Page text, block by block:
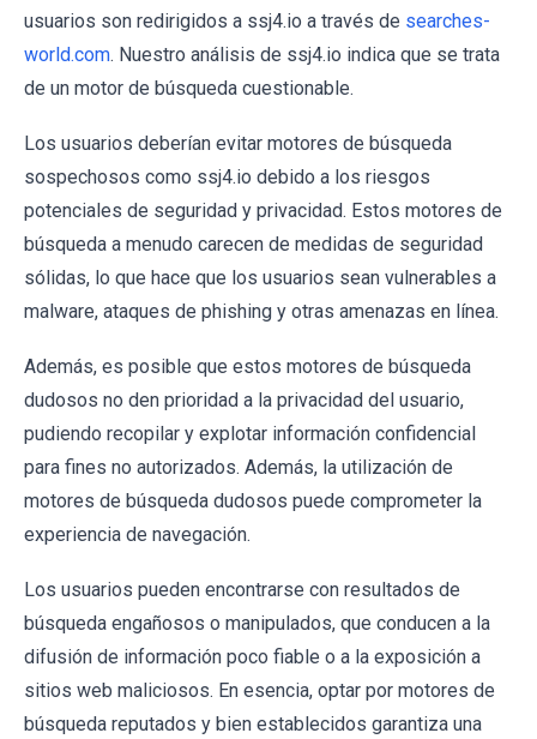
usuarios son redirigidos a ssj4.io a través de searches-
world.com. Nuestro análisis de ssj4.io indica que se trata
de un motor de búsqueda cuestionable.
Los usuarios deberían evitar motores de búsqueda
sospechosos como ssj4.io debido a los riesgos
potenciales de seguridad y privacidad. Estos motores de
búsqueda a menudo carecen de medidas de seguridad
sólidas, lo que hace que los usuarios sean vulnerables a
malware, ataques de phishing y otras amenazas en línea.
Además, es posible que estos motores de búsqueda
dudosos no den prioridad a la privacidad del usuario,
pudiendo recopilar y explotar información confidencial
para fines no autorizados. Además, la utilización de
motores de búsqueda dudosos puede comprometer la
experiencia de navegación.
Los usuarios pueden encontrarse con resultados de
búsqueda engañosos o manipulados, que conducen a la
difusión de información poco fiable o a la exposición a
sitios web maliciosos. En esencia, optar por motores de
búsqueda reputados y bien establecidos garantiza una